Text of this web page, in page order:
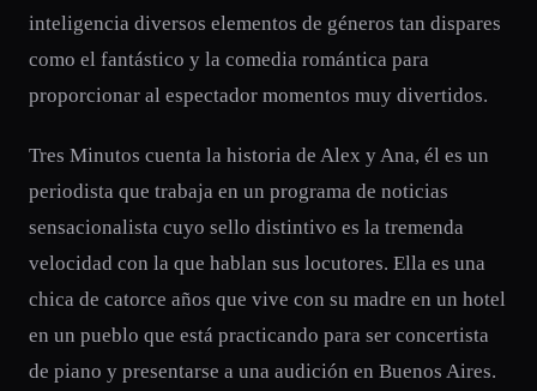
inteligencia diversos elementos de géneros tan dispares
como el fantástico y la comedia romántica para
proporcionar al espectador momentos muy divertidos.
Tres Minutos cuenta la historia de Alex y Ana, él es un
periodista que trabaja en un programa de noticias
sensacionalista cuyo sello distintivo es la tremenda
velocidad con la que hablan sus locutores. Ella es una
chica de catorce años que vive con su madre en un hotel
en un pueblo que está practicando para ser concertista
de piano y presentarse a una audición en Buenos Aires.